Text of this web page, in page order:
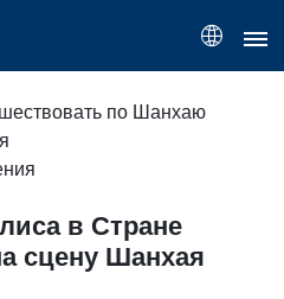
по Шанхаю
в Стране
сцену Шанхая